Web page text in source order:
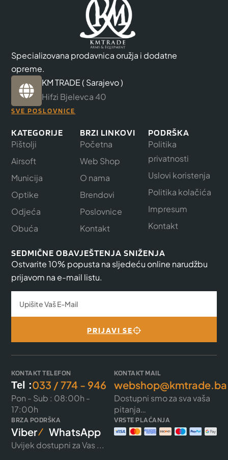
Specializovana prodavnica oružja i dodatne
opreme.
KM TRADE ( Sarajevo )
Hifzi Bjelevca 40
SVE POSLOVNICE
KATEGORIJE
Pištolji
Airsoft
Municija
Optike
Odjeća
Obuća
BRZI LINKOVI
Početna
Web Shop
O nama
Brendovi
Poslovnice
Kontakt
PODRŠKA
Politika
privatnosti
Uslovi koristenja
Politika kolačića
Impresum
Kontakt
SEDMIČNE OBAVJEŠTENJA SNIŽENJA
Ostvarite 10% popusta na sljedeću online narudžbu
prijavom na e-mail listu.
PRIJAVI SE
KONTAKT TELEFON
Tel :033 / 774 - 946
Pon - Sub : 08:00h -
17:00h
KONTAKT MAIL
webshop@kmtrade.ba
Dostupni smo za sva vaša
pitanja…
BRZA PODRŠKA
Viber WhatsApp
Uvijek dostupni za Vas ...
VRSTE PLAĆANJA